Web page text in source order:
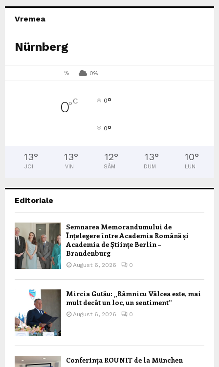
Vremea
Nürnberg
% 0%
0°C 0°
0°
13°
JOI
13°
VIN
12°
SÂM
13°
DUM
10°
LUN
Editoriale
Semnarea Memorandumului de
Înțelegere între Academia Română și
Academia de Științe Berlin –
Brandenburg
August 6, 2026 0
Mircia Gutău: „Râmnicu Vâlcea este, mai
mult decât un loc, un sentiment”
August 6, 2026 0
Conferința ROUNIT de la München